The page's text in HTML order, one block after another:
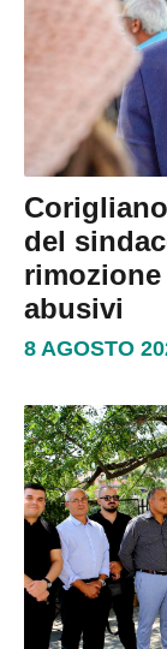
del
abusivi
8 AGOSTO